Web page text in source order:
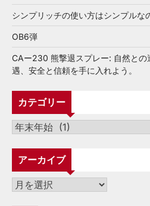
シンプリッチの使い方はシンプルな
OB6弾
CAー230 熊撃退スプレー: 自然と
遇、安全と信頼を手に入れよう。
カテゴリー
カ
ゴ
リ
ー
アーカイブ
ア